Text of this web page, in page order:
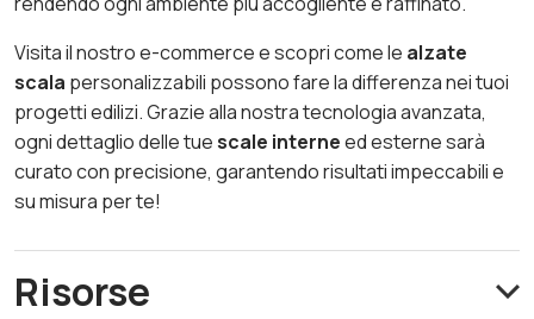
Visita il nostro e-commerce e scopri come le alzate
scala personalizzabili possono fare la differenza nei tuoi
progetti edilizi. Grazie alla nostra tecnologia avanzata,
ogni dettaglio delle tuescale interneed esterne sarà
curato con precisione, garantendo risultati impeccabili e
su misura per te!
Risorse